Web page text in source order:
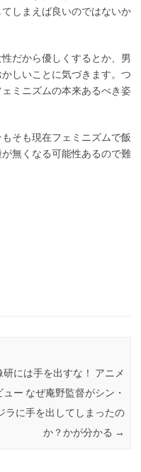
しまえば良いのではないか
だから優しくするとか、男
しいことに気づきます。つ
ミニズムの本来あるべき姿
そも現在フェミニズムで飯
無くなる可能性あるので難
研には手を出すな！ アニメ
ュー なぜ庵野監督がシン・
ラに手を出してしまったの
か？かが分かる →